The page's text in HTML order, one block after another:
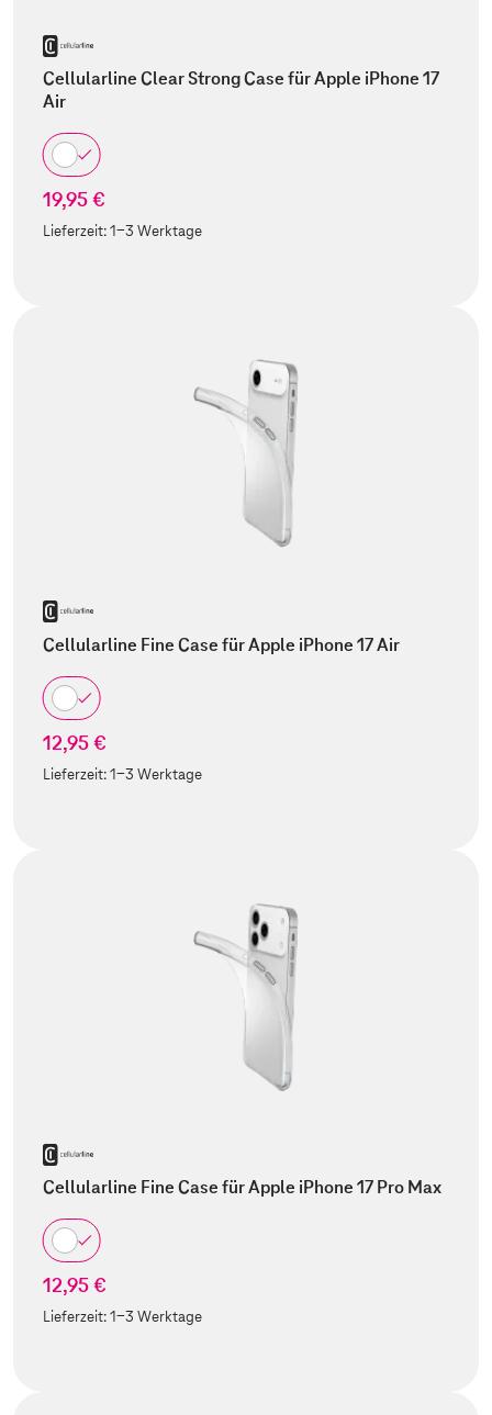
Cellularline Clear Strong Case für Apple iPhone 17
Air
19,95 €
Lieferzeit:1-3 Werktage
Cellularline Fine Case für Apple iPhone 17 Air
12,95 €
Lieferzeit:1-3 Werktage
Cellularline Fine Case für Apple iPhone 17 Pro Max
12,95 €
Lieferzeit:1-3 Werktage